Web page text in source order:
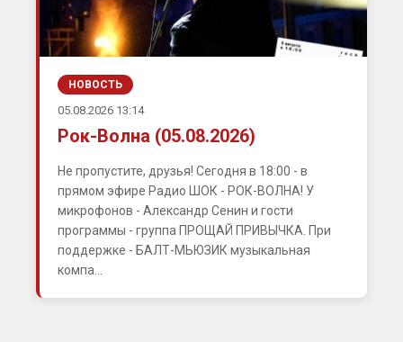
НОВОСТЬ
05.08.2026 13:14
Рок-Волна (05.08.2026)
Не пропустите, друзья! Сегодня в 18:00 - в
прямом эфире Радио ШОК - РОК-ВОЛНА! У
микрофонов - Александр Сенин и гости
программы - группа ПРОЩАЙ ПРИВЫЧКА. При
поддержке - БАЛТ-МЬЮЗИК музыкальная
компа...